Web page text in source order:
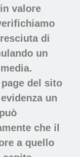
valore
di
un
del sito
un
che il
a quello